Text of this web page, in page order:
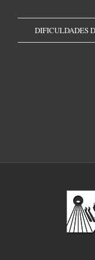
DIFICULDADES